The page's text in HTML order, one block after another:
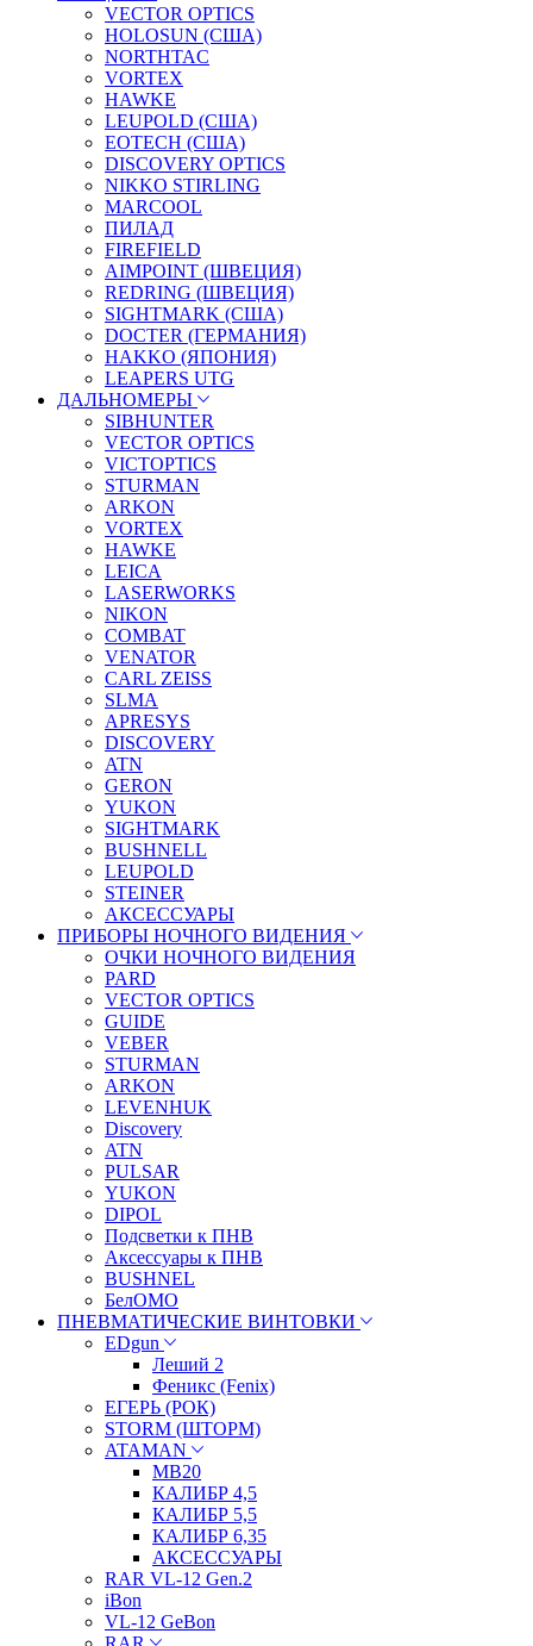
VECTOR OPTICS
HOLOSUN (США)
NORTHTAC
VORTEX
HAWKE
LEUPOLD (США)
EOTECH (США)
DISCOVERY OPTICS
NIKKO STIRLING
MARCOOL
ПИЛАД
FIREFIELD
AIMPOINT (ШВЕЦИЯ)
REDRING (ШВЕЦИЯ)
SIGHTMARK (США)
DOCTER (ГЕРМАНИЯ)
HAKKO (ЯПОНИЯ)
LEAPERS UTG
ДАЛЬНОМЕРЫ
SIBHUNTER
VECTOR OPTICS
VICTOPTICS
STURMAN
ARKON
VORTEX
HAWKE
LEICA
LASERWORKS
NIKON
COMBAT
VENATOR
CARL ZEISS
SLMA
APRESYS
DISCOVERY
ATN
GERON
YUKON
SIGHTMARK
BUSHNELL
LEUPOLD
STEINER
АКСЕССУАРЫ
ПРИБОРЫ НОЧНОГО ВИДЕНИЯ
ОЧКИ НОЧНОГО ВИДЕНИЯ
PARD
VECTOR OPTICS
GUIDE
VEBER
STURMAN
ARKON
LEVENHUK
Discovery
ATN
PULSAR
YUKON
DIPOL
Подсветки к ПНВ
Аксессуары к ПНВ
BUSHNEL
БелОМО
ПНЕВМАТИЧЕСКИЕ ВИНТОВКИ
EDgun
Леший 2
Феникс (Fenix)
ЕГЕРЬ (РОК)
STORM (ШТОРМ)
ATAMAN
МВ20
КАЛИБР 4,5
КАЛИБР 5,5
КАЛИБР 6,35
АКСЕССУАРЫ
RAR VL-12 Gen.2
iBon
VL-12 GeBon